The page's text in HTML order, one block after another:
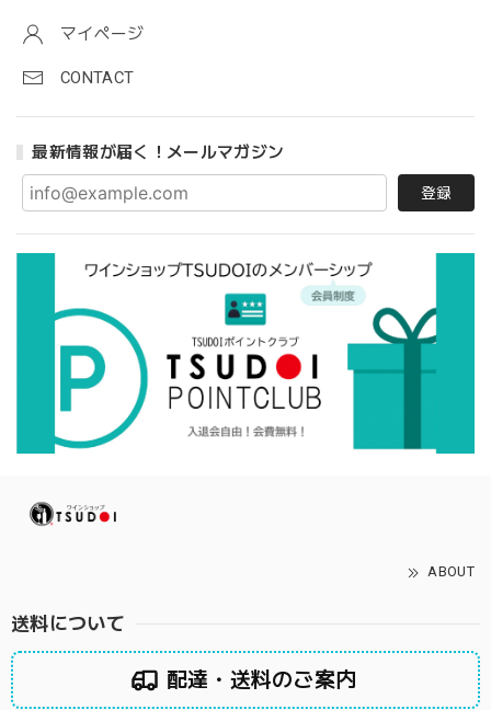
マイページ
CONTACT
最新情報が届く！メールマガジン
登録
ABOUT
送料について
配達・送料のご案内